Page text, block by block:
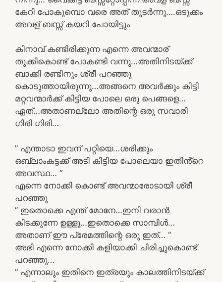
കേറി പോകുമ്പൊ വരെ അത് തുടർന്നു….ഒടുക്കം
അവള് ബസ്സ് കയറി പോയിട്ടും
കിനാവ് കണ്ടിരിക്കുന്ന എന്നെ അവന്മാര്
തുക്കികൊണ്ട് പോകണ്ടി വന്നു…അതിനിടയ്ക്ക്
ബാക്കി രണ്ടിനും ശ്രീ പറഞ്ഞു
കൊടുത്തായിരുന്നു…അങ്ങനെ അവർക്കും കിട്ടി
മറ്റവന്മാർക്ക് കിട്ടിയ പോലെ ഒരു പെങ്ങളെ…
ഏത്…അതാണല്ലോ അതിന്റെ ഒരു സവാരി
ഗിരി ഗിരി…
” എന്താടാ ഇവന് പറ്റിയെ…ശരിക്കും
ഒബ്ലാംകട്ടക്ക് അടി കിട്ടിയ പോലെയാ ഇതിൻ്റെ
അവസ്ഥ… “
എന്നെ നോക്കി കൊണ്ട് അവന്മാരോടായി ശ്രീ
പറഞ്ഞു
” ഇതൊക്കെ എന്ത് മോനേ…ഇനി വരാൻ
കിടക്കുന്നേ ഉള്ളൂ…ഇതൊക്കെ സാമ്പിൾ…
അതാണ് ഈ പ്രേമത്തിന്റെ ഒരു ഇത്… “
അഭി എന്നെ നോക്കി കളിയാക്കി ചിരിച്ചുകൊണ്ട്
പറഞ്ഞു…
” എന്നാലും ഇതിനെ ഇത്രയും കാലത്തിനിടയ്ക്ക്